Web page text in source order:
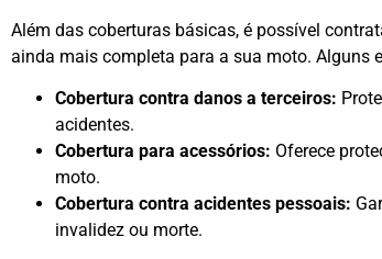
Além das coberturas básicas, é possível
ainda mais completa para a sua moto. Alguns
Cobertura contra danos a terceiros:
acidentes.
Cobertura para acessórios: Oferece
moto.
Cobertura contra acidentes pessoais:
invalidez ou morte.